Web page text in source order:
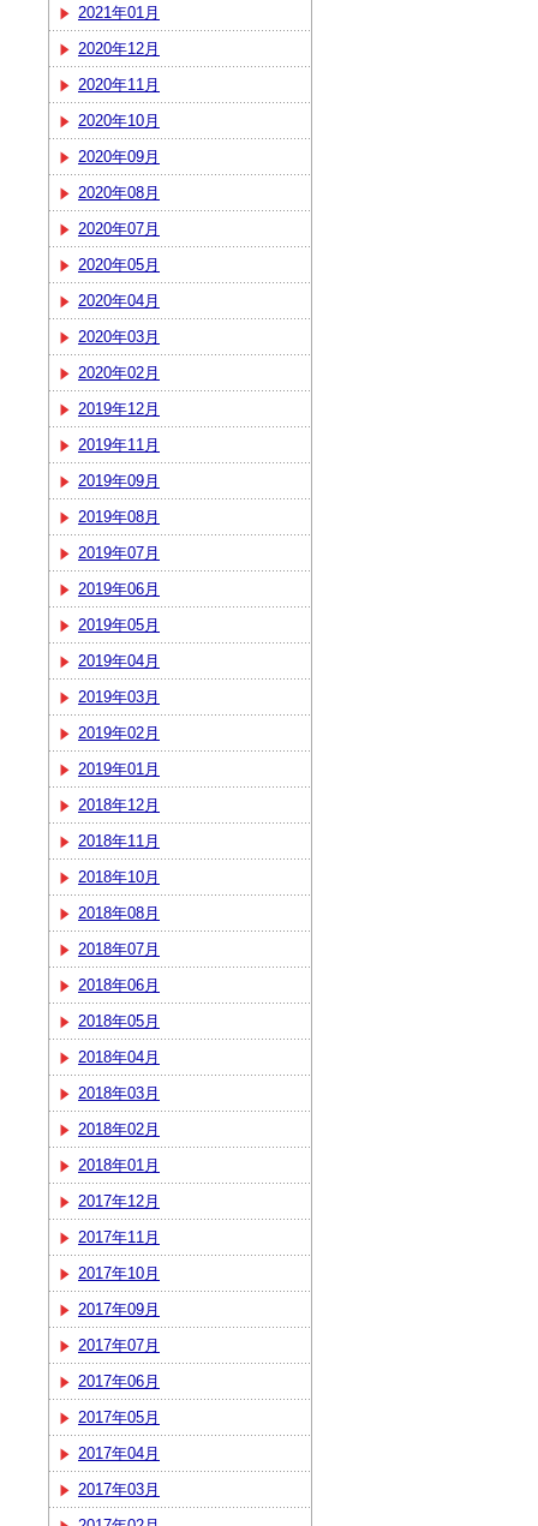
2021年01月
2020年12月
2020年11月
2020年10月
2020年09月
2020年08月
2020年07月
2020年05月
2020年04月
2020年03月
2020年02月
2019年12月
2019年11月
2019年09月
2019年08月
2019年07月
2019年06月
2019年05月
2019年04月
2019年03月
2019年02月
2019年01月
2018年12月
2018年11月
2018年10月
2018年08月
2018年07月
2018年06月
2018年05月
2018年04月
2018年03月
2018年02月
2018年01月
2017年12月
2017年11月
2017年10月
2017年09月
2017年07月
2017年06月
2017年05月
2017年04月
2017年03月